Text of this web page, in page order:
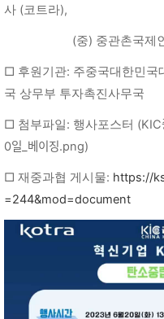
사 (코트라),
(중) 중관촌국제인
□ 후원기관: 주중국대한민국
국 상무부 투자촉진사무국
□ 첨부파일: 행사포스터
0일_베이징.png)
□ 재중과협 게시물: https://
=244&mod=document